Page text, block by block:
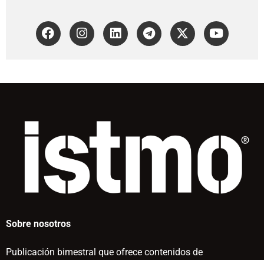
Sobre nosotros
Publicación bimestral que ofrece contenidos de